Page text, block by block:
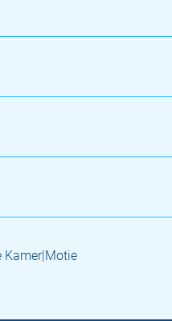
Kamer|Motie